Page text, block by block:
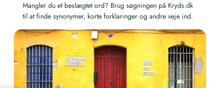
Mangler du et beslægtet ord? Brug søgningen på Kryds.dk
til at finde synonymer, korte forklaringer og andre veje ind.